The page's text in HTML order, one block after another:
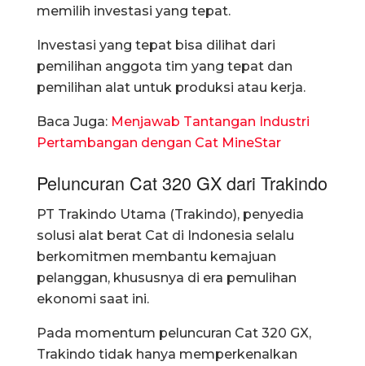
memilih investasi yang tepat.
Investasi yang tepat bisa dilihat dari
pemilihan anggota tim yang tepat dan
pemilihan alat untuk produksi atau kerja.
Baca Juga: Menjawab Tantangan Industri
Pertambangan dengan Cat MineStar
Peluncuran Cat 320 GX dari Trakindo
PT Trakindo Utama (Trakindo), penyedia
solusi alat berat Cat di Indonesia selalu
berkomitmen membantu kemajuan
pelanggan, khususnya di era pemulihan
ekonomi saat ini.
Pada momentum peluncuran Cat 320 GX,
Trakindo tidak hanya memperkenalkan